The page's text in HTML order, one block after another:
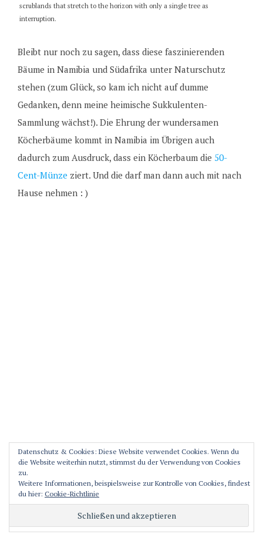
scrublands that stretch to the horizon with only a single tree as
interruption.
Bleibt nur noch zu sagen, dass diese faszinierenden
Bäume in Namibia und Südafrika unter Naturschutz
stehen (zum Glück, so kam ich nicht auf dumme
Gedanken, denn meine heimische Sukkulenten-
Sammlung wächst!). Die Ehrung der wundersamen
Köcherbäume kommt in Namibia im Übrigen auch
dadurch zum Ausdruck, dass ein Köcherbaum die 50-
Cent-Münze ziert. Und die darf man dann auch mit nach
Hause nehmen : )
The magical Quiver Tree. It´s protected by law in South Africa and
Namibia.
Datenschutz & Cookies: Diese Website verwendet Cookies. Wenn du
die Website weiterhin nutzt, stimmst du der Verwendung von Cookies
zu.
Weitere Informationen, beispielsweise zur Kontrolle von Cookies, findest
du hier: Cookie-Richtlinie